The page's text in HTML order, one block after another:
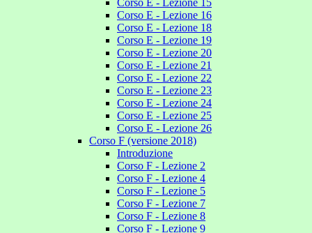
Corso E - Lezione 15
Corso E - Lezione 16
Corso E - Lezione 18
Corso E - Lezione 19
Corso E - Lezione 20
Corso E - Lezione 21
Corso E - Lezione 22
Corso E - Lezione 23
Corso E - Lezione 24
Corso E - Lezione 25
Corso E - Lezione 26
Corso F (versione 2018)
Introduzione
Corso F - Lezione 2
Corso F - Lezione 4
Corso F - Lezione 5
Corso F - Lezione 7
Corso F - Lezione 8
Corso F - Lezione 9